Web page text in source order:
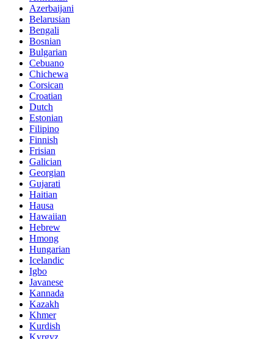
Azerbaijani
Belarusian
Bengali
Bosnian
Bulgarian
Cebuano
Chichewa
Corsican
Croatian
Dutch
Estonian
Filipino
Finnish
Frisian
Galician
Georgian
Gujarati
Haitian
Hausa
Hawaiian
Hebrew
Hmong
Hungarian
Icelandic
Igbo
Javanese
Kannada
Kazakh
Khmer
Kurdish
Kyrgyz